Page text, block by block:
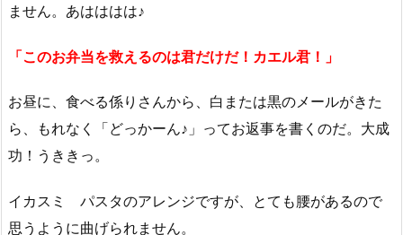
ません。あはははは♪
「このお弁当を救えるのは君だけだ！カエル君！」
お昼に、食べる係りさんから、白または黒のメールがきた
ら、もれなく「どっかーん♪」ってお返事を書くのだ。大成
功！うききっ。
イカスミ パスタのアレンジですが、とても腰があるので
思うように曲げられません。